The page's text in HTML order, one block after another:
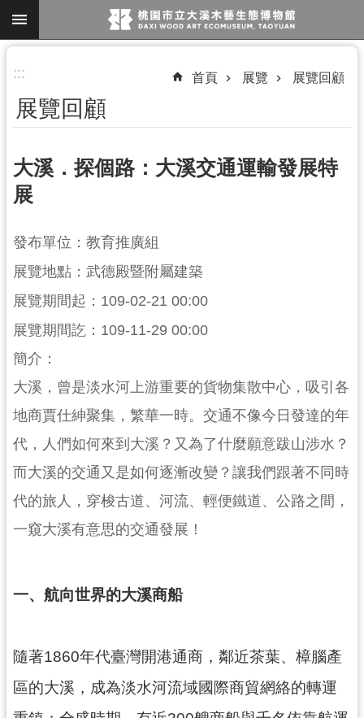
跳到主要內容區塊
搜
尋
資
訊
展
覽
便
服
務
活
動
研
資
識
木
::: 首頁 展覽 展覽回顧
展覽回顧
大溪．探個路：大溪交通運輸發展特
展
發布單位：教育推廣組
展覽地點：武德殿暨附屬建築
展覽期間起：109-02-21 00:00
展覽期間訖：109-11-29 00:00
簡介：
大溪，曾是淡水河上游重要的貨物集散中心，吸引各
地商賈仕紳聚集，繁華一時。交通不像今日發達的年
代，人們如何來到大溪？又為了什麼願意跋山涉水？
而大溪的交通又是如何逐漸改變？讓我們跟著不同時
代的旅人，穿梭古道、河流、輕便鐵道、公路之間，
一窺大溪有意思的交通發展！
一、航向世界的大溪商船
隨著1860年代臺灣開港通商，鄰近茶葉、樟腦產
區的大溪，成為淡水河流域國際商貿網絡的轉運